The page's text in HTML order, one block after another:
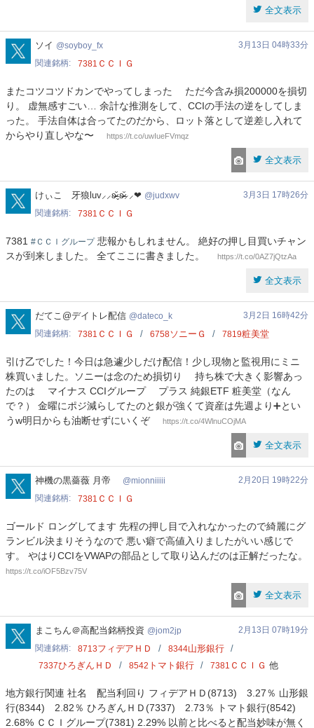
全文表示
soyboy_fx
ソイ soyboy_fx
3月13日 04時33分
関連銘柄
7381 ＣＣＩＧ
またコツコツドカンでやってしまった ただ今含み損200000を損切
り。 虚無感すごい… 余計な推測をして、CCIの手法の逆をしてしま
った。 手法自体は合ってたのだから、ロット落として逆差し入れて
からやり直しやな〜
https://t.co/uwIueFVmqz
全文表示
judxwv
けぃこ 牙狼luv⸝⸝ʚ̴̶̷̆ˬʚ̴̶̷̆⸝⸝❤︎ judxwv
3月3日 17時26分
関連銘柄
7381 ＣＣＩＧ
7381 #ＣＣＩグループ悲報かもしれません。 絶好の押し目買いチャン
スが到来しました。 全てここに書きました。
https://t.co/0AZ7jQtzAa
全文表示
dateco_k
だてこ@デイトレ配信 dateco_k
3月2日 16時42分
関連銘柄
7381 ＣＣＩＧ 6758ソニーＧ 7819粧美堂
引け乙でした！今日は急遽少しだけ配信！少し現物と監視用にミニ
株買いました。ソニーは念のため損切り 持ち株で大きく影響あっ
たのは マイナス CCIグループ プラス 純銀ETF 粧美堂（なん
で？） 金曜にポジ減らしてたのと銀が強くて資産は先週より➕とい
うw明日からも油断せずにいくぞ
https://t.co/4WlnuCOjMA
全文表示
mionniiiii
神機の黒薔薇 月帝 mionniiiii
2月20日 19時22分
関連銘柄
7381 ＣＣＩＧ
ゴールド ロングしてます 先程の押し目で入れなかったので綺麗にグ
ランビル決まりそうなので 悪い癖で高値入りましたがいい感じで
す。 やはりCCIをVWAPの部品として取り込んだのは正解だったな。
https://t.co/iOF5Bzv75V
全文表示
jom2jp
まこちん＠高配当銘柄投資 jom2jp
2月13日 07時19分
関連銘柄
8713フィデアＨＤ 8344山形銀行
7337ひろぎんＨＤ 8542 トマト銀行 7381 ＣＣＩＧ 他
地方銀行関連 社名 配当利回り フィデアＨＤ(8713) 3.27％ 山形銀
行(8344) 2.82％ ひろぎんＨＤ(7337) 2.73％ トマト銀行(8542)
2.68% ＣＣＩグループ(7381) 2.29% 以前と比べると配当妙味が無く